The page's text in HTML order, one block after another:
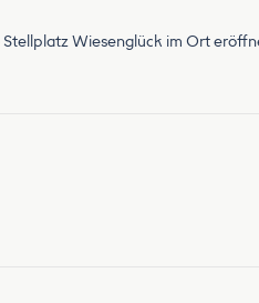
Stellplatz Wiesenglück im Ort